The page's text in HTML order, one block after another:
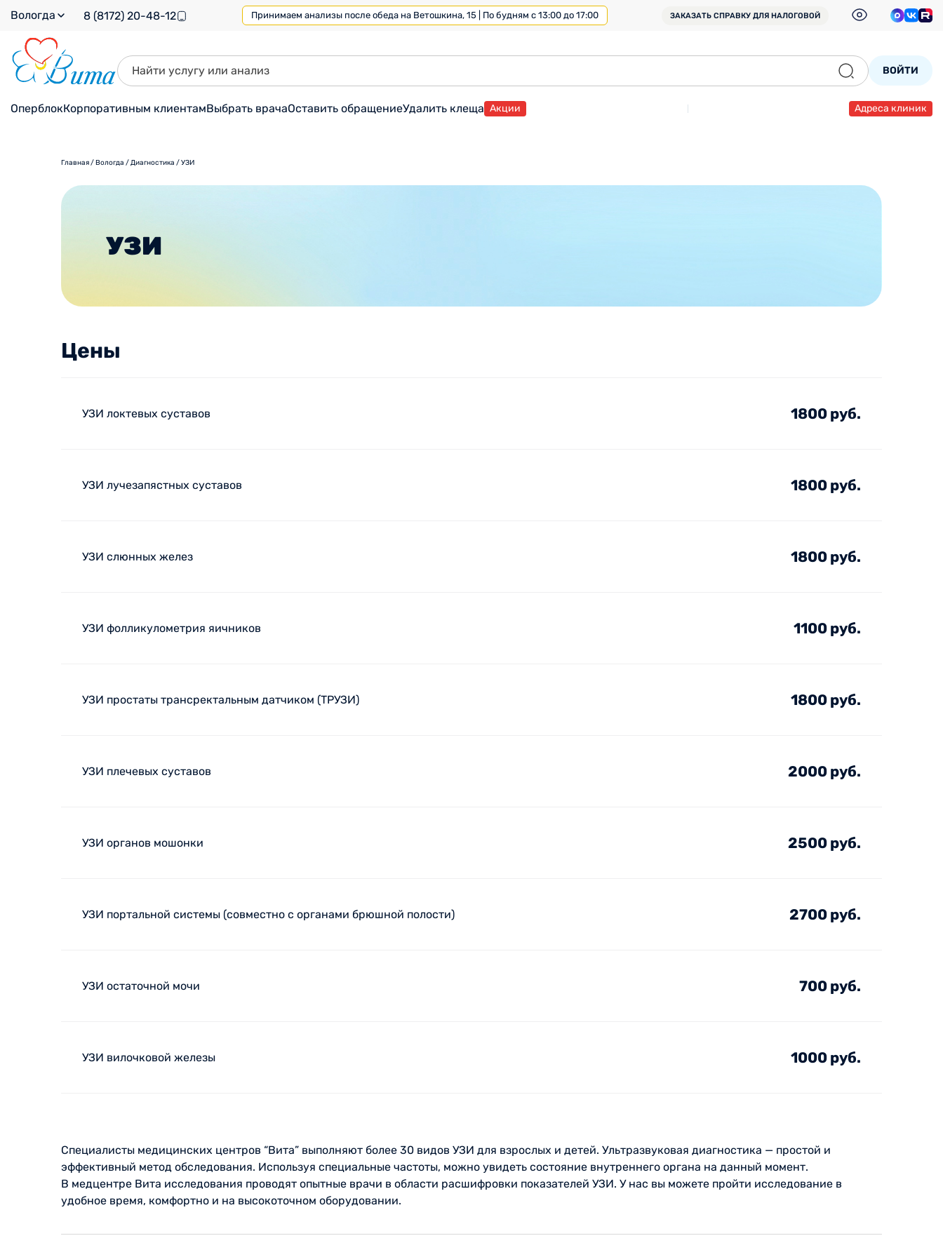
Вологда 8 (8172) 20-48-12 Принимаем анализы после обеда на Ветошкина, 15 | По будням с 13:00 до 17:00 ЗАКАЗАТЬ СПРАВКУ ДЛЯ НАЛОГОВОЙ
ВОЙТИ
ОперблокКорпоративным клиентамВыбрать врачаОставить обращениеУдалить клеща Акции Адреса клиник
Главная/Вологда /Диагностика /УЗИ
УЗИ
Цены
УЗИ локтевых суставов 1800 руб.
УЗИ лучезапястных суставов 1800 руб.
УЗИ слюнных желез 1800 руб.
УЗИ фолликулометрия яичников 1100 руб.
УЗИ простаты трансректальным датчиком (ТРУЗИ) 1800 руб.
УЗИ плечевых суставов 2000 руб.
УЗИ органов мошонки 2500 руб.
УЗИ портальной системы (совместно с органами брюшной полости) 2700 руб.
УЗИ остаточной мочи 700 руб.
УЗИ вилочковой железы 1000 руб.
Специалисты медицинских центров “Вита” выполняют более 30 видов УЗИ для взрослых и детей. Ультразвуковая диагностика — простой и
эффективный метод обследования. Используя специальные частоты, можно увидеть состояние внутреннего органа на данный момент.
В медцентре Вита исследования проводят опытные врачи в области расшифровки показателей УЗИ. У нас вы можете пройти исследование в
удобное время, комфортно и на высокоточном оборудовании.